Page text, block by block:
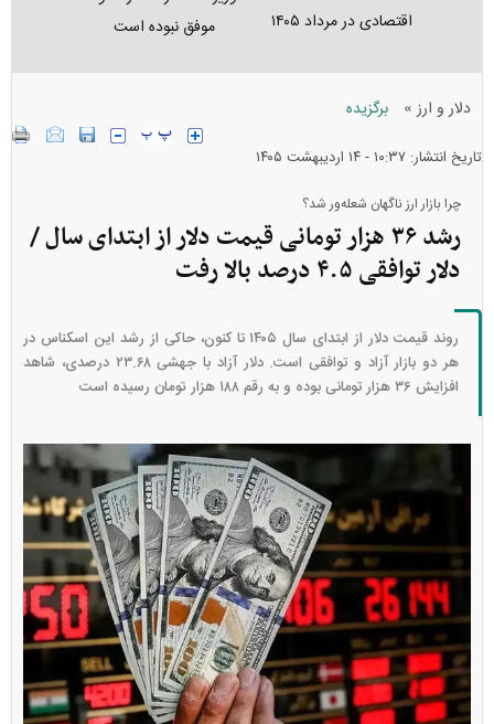
اقتصادی در مرداد ۱۴۰۵
موفق نبوده است
دلار و ارز » برگزیده
تاریخ انتشار: ۱۰:۳۷ - ۱۴ ارديبهشت ۱۴۰۵
چرا بازار ارز ناگهان شعله‌ور شد؟
رشد ۳۶ هزار تومانی قیمت دلار از ابتدای سال /
دلار توافقی ۴.۵ درصد بالا رفت
روند قیمت دلار از ابتدای سال ۱۴۰۵ تا کنون، حاکی از رشد این اسکناس در
هر دو بازار آزاد و توافقی است. دلار آزاد با جهشی ۲۳.۶۸ درصدی، شاهد
افزایش ۳۶ هزار تومانی بوده و به رقم ۱۸۸ هزار تومان رسیده است